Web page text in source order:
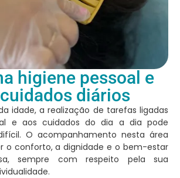
higiene pessoal e
diários
idade, a realização de tarefas ligadas
e aos cuidados do dia a dia pode
O acompanhamento nesta área
o conforto, a dignidade e o bem-estar
sempre com respeito pela sua